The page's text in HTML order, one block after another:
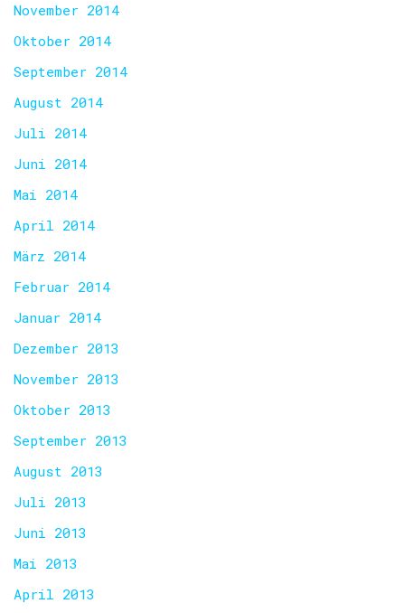
November 2014
Oktober 2014
September 2014
August 2014
Juli 2014
Juni 2014
Mai 2014
April 2014
März 2014
Februar 2014
Januar 2014
Dezember 2013
November 2013
Oktober 2013
September 2013
August 2013
Juli 2013
Juni 2013
Mai 2013
April 2013